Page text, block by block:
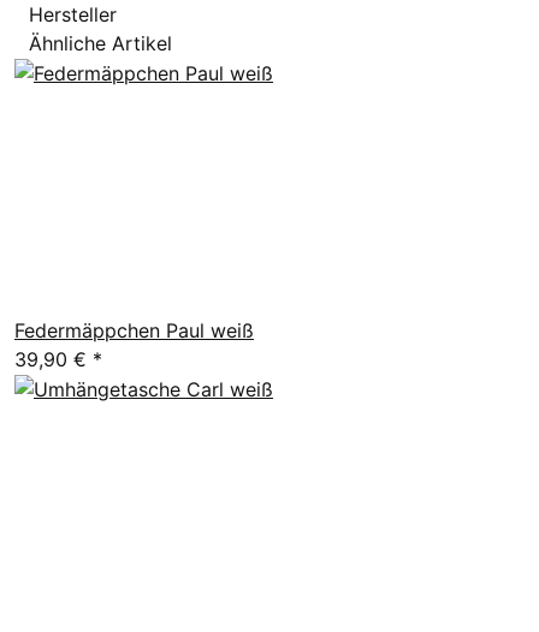
Hersteller
Ähnliche Artikel
Federmäppchen Paul weiß
39,90 € *